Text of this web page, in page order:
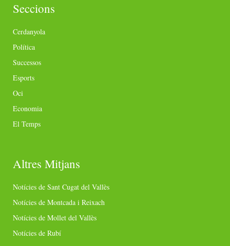
Seccions
Cerdanyola
Política
Successos
Esports
Oci
Economia
El Temps
Altres Mitjans
Notícies de Sant Cugat del Vallès
Notícies de Montcada i Reixach
Notícies de Mollet del Vallès
Notícies de Rubí